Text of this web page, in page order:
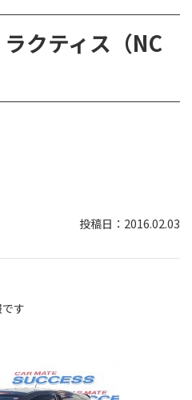
クティス（NC
2016.02.03
す